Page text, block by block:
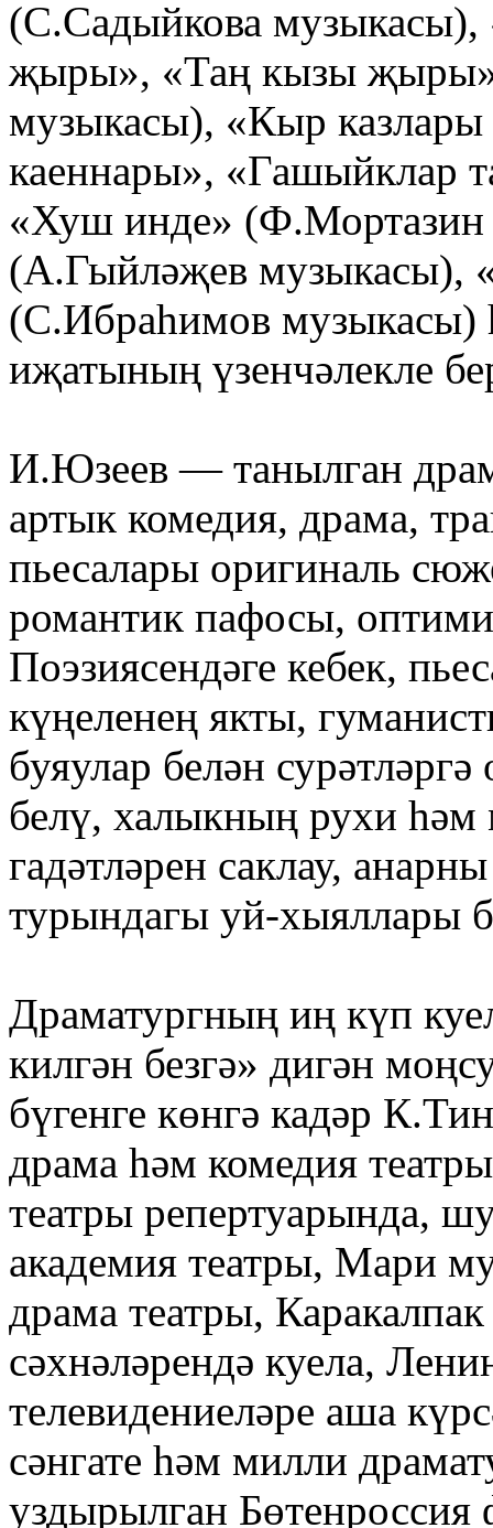
(С.Садыйкова
җыры», «Таң кызы
музыкасы), «Кыр
каеннары», «Гашыйклар
«Хуш инде»
(А.Гыйләҗев музыкасы),
(С.Ибраһимов музыкасы)
иҗатының үзенчәлекле
И.Юзеев — танылган
артык комедия, драма,
пьесалары оригиналь
романтик пафосы,
Поэзиясендәге кебек,
күңеленең якты,
буяулар белән
белү, халыкның рухи
гадәтләрен саклау,
турындагы уй-хыяллары
Драматургның иң күп
килгән безгә» дигән
бүгенге көнгә кадәр
драма һәм комедия
театры репертуарында,
академия театры, Мари
драма театры,
сәхнәләрендә куела,
телевидениеләре аша
сәнгате һәм милли
уздырылган Бөтенроссия